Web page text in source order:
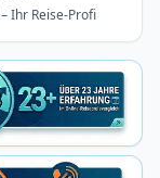
Ihr Reise-Profi